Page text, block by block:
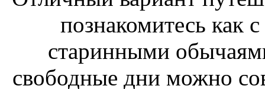
познакомитесь как
старинными
свободные дни можно